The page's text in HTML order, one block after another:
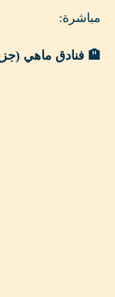
مباشرة:
🏨 فنادق ماهي